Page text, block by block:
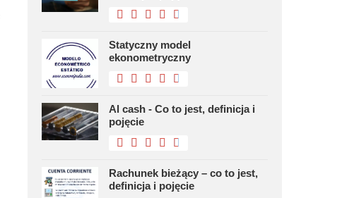
Statyczny model
ekonometryczny
Al cash - Co to jest, definicja i
pojęcie
Rachunek bieżący – co to jest,
definicja i pojęcie